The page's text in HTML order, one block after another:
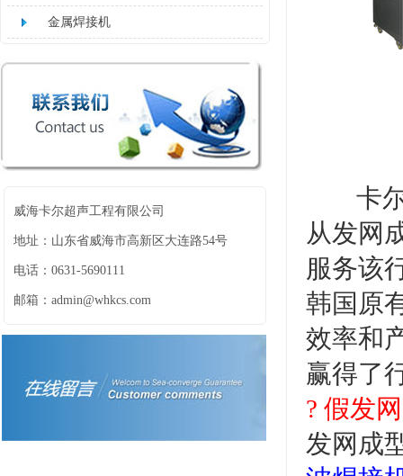
金属焊接机
威海卡尔超声工程有限公司
地址：山东省威海市高新区大连路54号
电话：0631-5690111
邮箱：admin@whkcs.com
卡尔
从发网
服务该
韩国原
效率和
赢得了
? 假发
发网成